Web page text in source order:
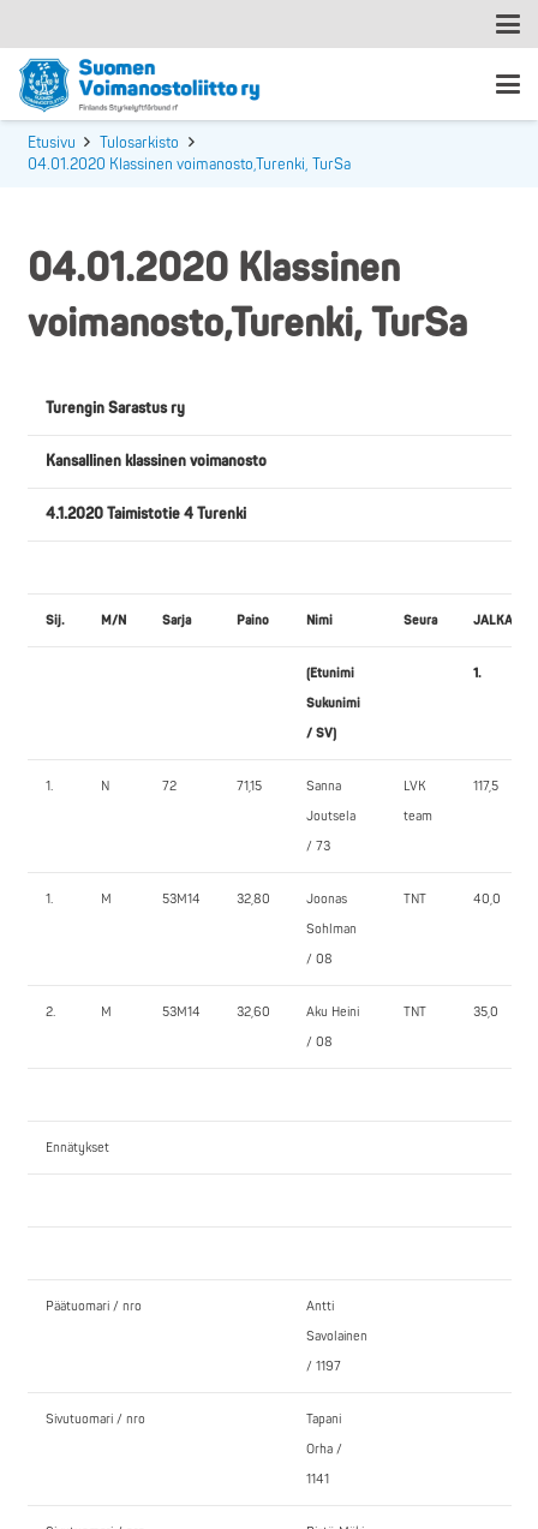
Etusivu
Tulosarkisto
04.01.2020 Klassinen voimanosto,Turenki, TurSa
04.01.2020 Klassinen
voimanosto,Turenki, TurSa
Turengin Sarastus ry
Kansallinen klassinen voimanosto
4.1.2020 Taimistotie 4 Turenki
Sij. M/N Sarja Paino Nimi Seura
(Etunimi
Sukunimi
/ SV)
1.
1. N 72 71,15
Sanna
Joutsela
/ 73
LVK
team
117,5
1. M 53M14 32,80
Joonas
Sohlman
/ 08
TNT 40,0
2. M 53M14 32,60
Aku Heini
/ 08
TNT 35,0
Ennätykset
Päätuomari / nro
Antti
Savolainen
/ 1197
Sivutuomari / nro
Tapani
Orha /
1141